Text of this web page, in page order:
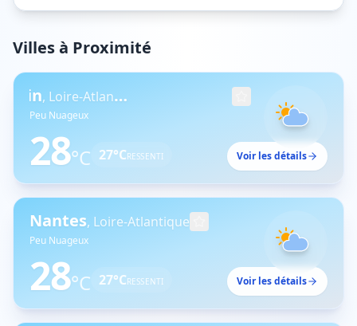
Villes à Proximité
Saint-Herblain
Peu Nuageux
28°C 27°CRESSENTI Voir les détails
Nantes, Loire-Atlantique
Peu Nuageux
28°C 27°CRESSENTI Voir les détails